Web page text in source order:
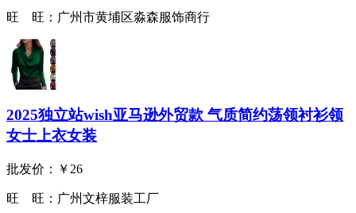
旺 旺： 广州市黄埔区淼森服饰商行
2025独立站wish亚马逊外贸款 气质简约荡领衬衫领
女士上衣女装
批发价： ￥26
旺 旺： 广州文梓服装工厂